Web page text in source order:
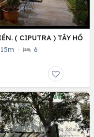
( CIPUTRA ) TÂY HỒ
15m · 6